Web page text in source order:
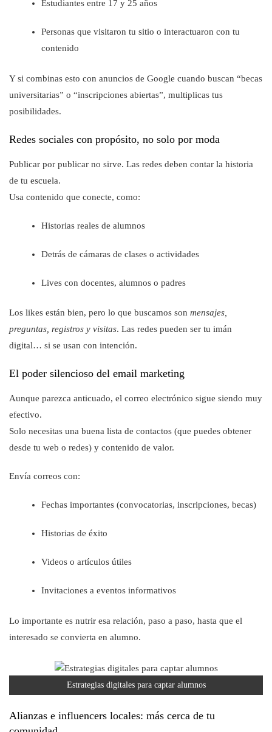
Estudiantes entre 17 y 25 años
Personas que visitaron tu sitio o interactuaron con tu
contenido
Y si combinas esto con anuncios de Google cuando buscan “becas
universitarias” o “inscripciones abiertas”, multiplicas tus
posibilidades.
Redes sociales con propósito, no solo por moda
Publicar por publicar no sirve. Las redes deben contar la historia
de tu escuela.
Usa contenido que conecte, como:
Historias reales de alumnos
Detrás de cámaras de clases o actividades
Lives con docentes, alumnos o padres
Los likes están bien, pero lo que buscamos son mensajes,
preguntas, registros y visitas. Las redes pueden ser tu imán
digital… si se usan con intención.
El poder silencioso del email marketing
Aunque parezca anticuado, el correo electrónico sigue siendo muy
efectivo.
Solo necesitas una buena lista de contactos (que puedes obtener
desde tu web o redes) y contenido de valor.
Envía correos con:
Fechas importantes (convocatorias, inscripciones, becas)
Historias de éxito
Videos o artículos útiles
Invitaciones a eventos informativos
Lo importante es nutrir esa relación, paso a paso, hasta que el
interesado se convierta en alumno.
Estrategias digitales para captar alumnos
Alianzas e influencers locales: más cerca de tu